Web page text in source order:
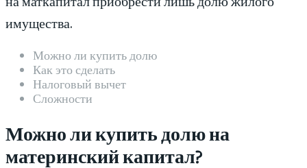
имущества.
Можно ли купить долю
Как это сделать
Налоговый вычет
Сложности
Можно ли купить долю на
материнский капитал?